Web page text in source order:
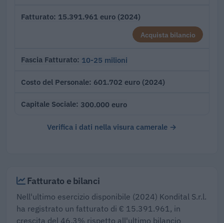
Fatturato 15.391.961 euro (2024)
Acquista bilancio
Fascia Fatturato 10-25 milioni
Costo del Personale 601.702 euro (2024)
Capitale Sociale 300.000 euro
Verifica i dati nella visura camerale →
Fatturato e bilanci
Nell'ultimo esercizio disponibile (2024) Kondital S.r.l.
ha registrato un fatturato di € 15.391.961, in
crescita del 46,3% rispetto all'ultimo bilancio